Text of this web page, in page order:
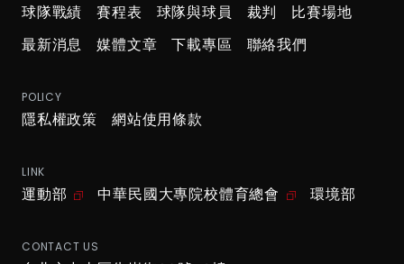
球隊戰績 賽程表 球隊與球員 裁判
比賽場地
最新消息
媒體文章 下載專區 聯絡我們
POLICY
隱私權政策 網站使用條款
LINK
運動部 中華民國大專院校體育總會 環境部
CONTACT US